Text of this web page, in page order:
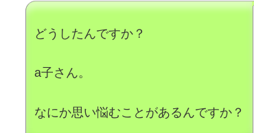
どうしたんですか？
a子さん。
なにか思い悩むことがあるんですか？